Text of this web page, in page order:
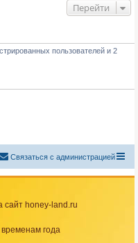
Перейти
пользователей и 2
Связаться с администрацией
сайт honey-land.ru
года